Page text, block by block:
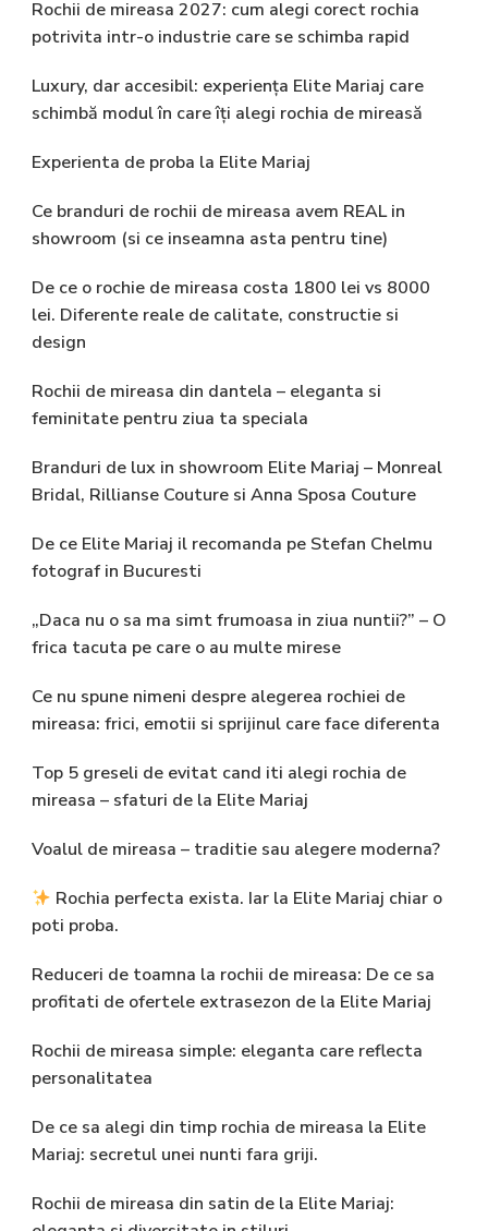
Rochii de mireasa 2027: cum alegi corect rochia
potrivita intr-o industrie care se schimba rapid
Luxury, dar accesibil: experiența Elite Mariaj care
schimbă modul în care îți alegi rochia de mireasă
Experienta de proba la Elite Mariaj
Ce branduri de rochii de mireasa avem REAL in
showroom (si ce inseamna asta pentru tine)
De ce o rochie de mireasa costa 1800 lei vs 8000
lei. Diferente reale de calitate, constructie si
design
Rochii de mireasa din dantela – eleganta si
feminitate pentru ziua ta speciala
Branduri de lux in showroom Elite Mariaj – Monreal
Bridal, Rillianse Couture si Anna Sposa Couture
De ce Elite Mariaj il recomanda pe Stefan Chelmu
fotograf in Bucuresti
„Daca nu o sa ma simt frumoasa in ziua nuntii?” – O
frica tacuta pe care o au multe mirese
Ce nu spune nimeni despre alegerea rochiei de
mireasa: frici, emotii si sprijinul care face diferenta
Top 5 greseli de evitat cand iti alegi rochia de
mireasa – sfaturi de la Elite Mariaj
Voalul de mireasa – traditie sau alegere moderna?
Rochia perfecta exista. Iar la Elite Mariaj chiar o
poti proba.
Reduceri de toamna la rochii de mireasa: De ce sa
profitati de ofertele extrasezon de la Elite Mariaj
Rochii de mireasa simple: eleganta care reflecta
personalitatea
De ce sa alegi din timp rochia de mireasa la Elite
Mariaj: secretul unei nunti fara griji.
Rochii de mireasa din satin de la Elite Mariaj: